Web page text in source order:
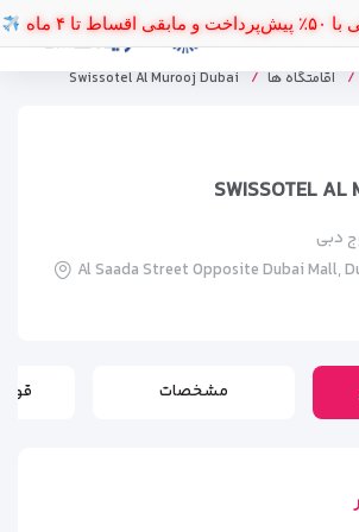
۴ ماه
اقامتگاه ها Swissotel Al Murooj Dubai
SWISSOTEL AL
دبی
Al Saada Street Opposite Dubai Mall,
مشخصات